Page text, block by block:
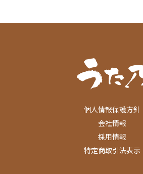
個人情報保護方針
会社情報
採用情報
特定商取引法表示